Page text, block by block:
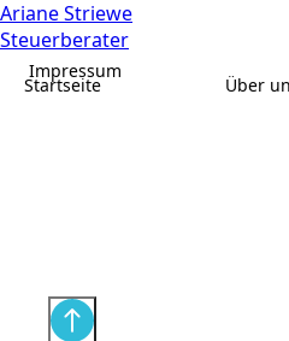
Ariane Striewe
Steuerberater
Startseite Über
Impressum